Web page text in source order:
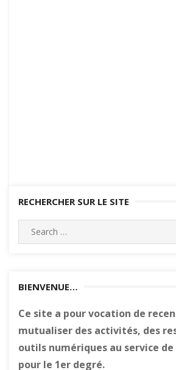
RECHERCHER SUR LE SITE
Search
for:
BIENVENUE…
Ce site a pour vocation de
mutualiser des activités, des
outils numériques au service
pour le 1er degré.